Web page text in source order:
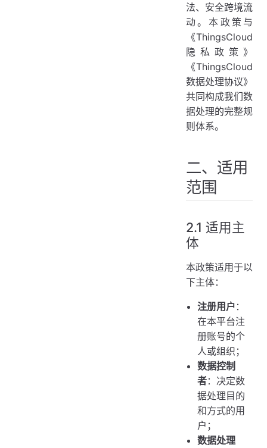
法、安全跨境流
动。本政策与
《ThingsCloud
隐私政策》
《ThingsCloud
数据处理协议》
共同构成我们数
据处理的完整规
则体系。
二、适用
范围
2.1 适用主
体
本政策适用于以
下主体：
注册用户 ：
在本平台注
册账号的个
人或组织；
数据控制
者：决定数
据处理目的
和方式的用
户；
数据处理